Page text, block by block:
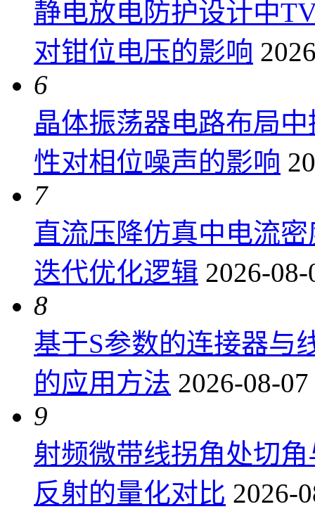
静电放电防护设计中
对钳位电压的影响
6
晶体振荡器电路布局
性对相位噪声的影响
7
直流压降仿真中电流
迭代优化逻辑 2026-
8
基于S参数的连接器与
的应用方法 2026-08-
9
射频微带线拐角处切
反射的量化对比 2026-